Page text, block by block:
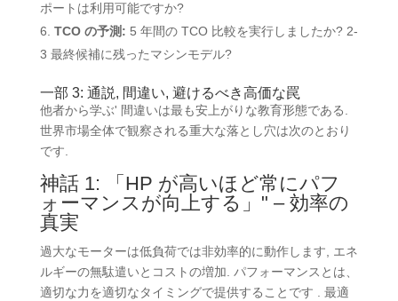
ポートは利用可能ですか?
TCO の予測: 5 年間の TCO 比較を実行しましたか? 2-
3 最終候補に残ったマシンモデル?
一部 3: 通説, 間違い, 避けるべき高価な罠
他者から学ぶ' 間違いは最も安上がりな教育形態である.
世界市場全体で観察される重大な落とし穴は次のとおり
です.
神話 1: 「HP が高いほど常にパフ
ォーマンスが向上する」" – 効率の
真実
過大なモーターは低負荷では非効率的に動作します, エネ
ルギーの無駄遣いとコストの増加. パフォーマンスとは、
適切な力を適切なタイミングで提供することです . 最適